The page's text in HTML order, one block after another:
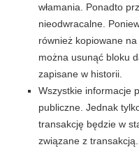
włamania. Ponadto
nieodwracalne.
również kopiowane
można usunąć bloku
zapisane w historii.
Wszystkie informacje
publiczne. Jednak
transakcję będzie w
związane z transakcją.